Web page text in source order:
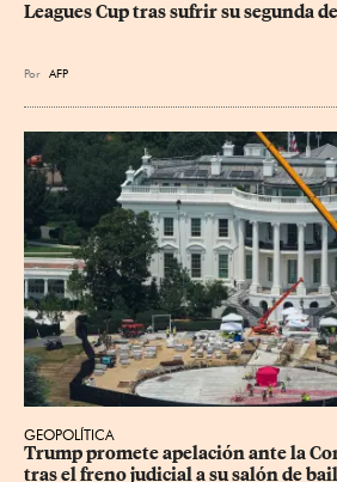
Leagues Cup tras sufrir su segunda
Por AFP
GEOPOLÍTICA
Trump promete apelación ante la
tras el freno judicial a su salón de